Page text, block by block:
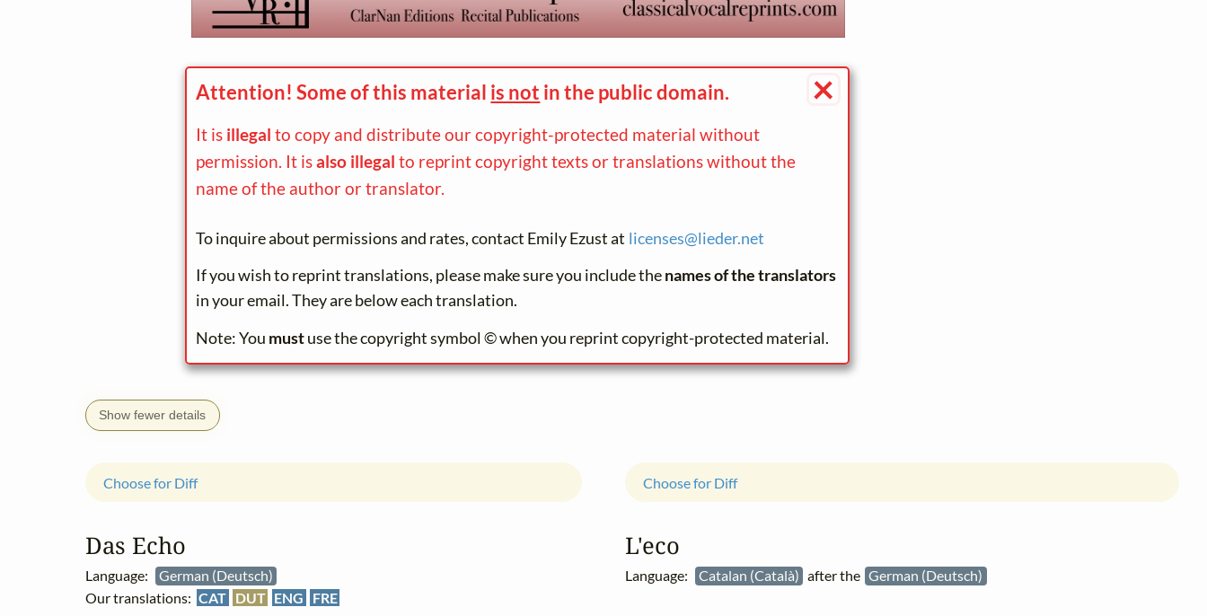
×
Attention! Some of this material is not in the public domain.
It is illegal to copy and distribute our copyright-protected material without
permission. It isalso illegal to reprint copyright texts or translations without the
name of the author or translator.
To inquire about permissions and rates, contact Emily Ezust at licenses@lieder.net
If you wish to reprint translations, please make sure you include thenames of the translators
in your email. They are below each translation.
Note: You mustuse the copyright symbol © when you reprint copyright-protected material.
Show fewer details
Das Echo
Language:
German (Deutsch)
Our translations: CAT DUT ENG FRE
Choose for Diff
L'eco
Language: Catalan (Català) after the German (Deutsch)
Choose for Diff